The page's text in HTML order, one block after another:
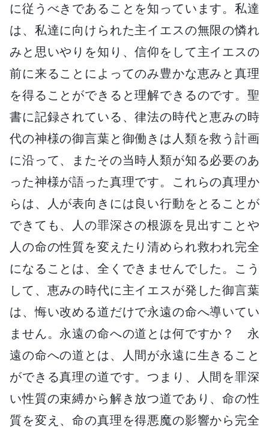
に従うべきであることを知っています。私達
は、私達に向けられた主イエスの無限の憐れ
みと思いやりを知り、信仰をして主イエスの
前に来ることによってのみ豊かな恵みと真理
を得ることができると理解できるのです。聖
書に記録されている、律法の時代と恵みの時
代の神様の御言葉と御働きは人類を救う計画
に沿って、またその当時人類が知る必要のあ
った神様が語った真理です。これらの真理か
らは、人が表向きには良い行動をとることが
できても、人の罪深さの根源を見出すことや
人の命の性質を変えたり清められ救われ完全
になることは、全くできませんでした。こう
して、恵みの時代に主イエスが発した御言葉
は、悔い改める道だけで永遠の命へ導いてい
ません。永遠の命への道とは何ですか？ 永
遠の命への道とは、人間が永遠に生きること
ができる真理の道です。つまり、人間を罪深
い性質の束縛から解き放つ道であり、命の性
質を変え、命の真理を得悪魔の影響から完全